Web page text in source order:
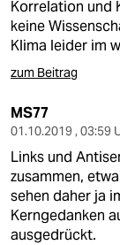
Korrelation und
keine
Klima leider im
zum Beitrag
MS77
01.10.2019 , 03:59
Links und
zusammen,
sehen daher ja
Kerngedanken
ausgedrückt.